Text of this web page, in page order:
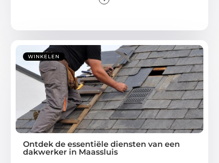
WINKELEN
Ontdek de essentiële diensten van een
dakwerker in Maassluis